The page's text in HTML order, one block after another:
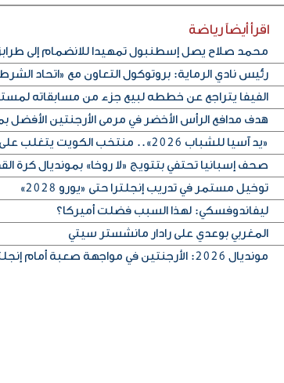
اقرأ أيضاًرياضة
محمد صلاح يصل إسطنبول تمهيدا للانضمام إلى
رئيس نادي الرماية: بروتوكول التعاون مع «اتحاد
الفيفا يتراجع عن خططه لبيع جزء من مسابقاته
هدف مدافع الرأس الأخضر في مرمى الأرجنتين الأفضل
«يد آسيا للشباب 2026».. منتخب الكويت يتغلب على الصين تايبيه «30-29» ويحرز المركز الخامس
صحف إسبانيا تحتفي بتتويج «لا روخا» بمونديال كرة
توخيل مستمر في تدريب إنجلترا حتى «يورو 2028»
ليفاندوفسكي: لهذا السبب فضلت أميركا؟
المغربي بوعدي على رادار مانشستر سيتي
مونديال 2026: الأرجنتين في مواجهة صعبة أمام إنجلترا لبلوغ النهائي